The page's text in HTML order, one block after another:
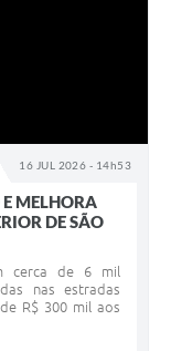
16 JUL 2026 - 14h53
MELHORA
DE SÃO
cerca de 6 mil
nas estradas
R$ 300 mil aos